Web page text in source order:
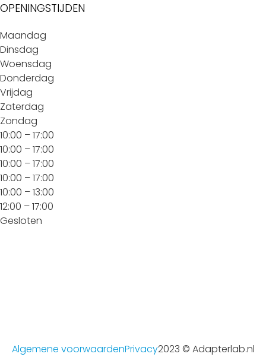
OPENINGSTIJDEN
Maandag
Dinsdag
Woensdag
Donderdag
Vrijdag
Zaterdag
Zondag
10:00 – 17:00
10:00 – 17:00
10:00 – 17:00
10:00 – 17:00
10:00 – 13:00
12:00 – 17:00
Gesloten
Algemene voorwaardenPrivacy2023 © Adapterlab.nl